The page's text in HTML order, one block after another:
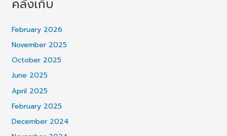
คลังเก็บ
February 2026
November 2025
October 2025
June 2025
April 2025
February 2025
December 2024